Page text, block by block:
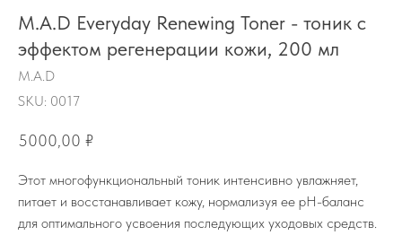
M.A.D Everyday Renewing Toner - тоник с
эффектом регенерации кожи, 200 мл
M.A.D
SKU: 0017
5000,00 ₽
Этот многофункциональный тоник интенсивно увлажняет,
питает и восстанавливает кожу, нормализуя ее pH-баланс
для оптимального усвоения последующих уходовых средств.